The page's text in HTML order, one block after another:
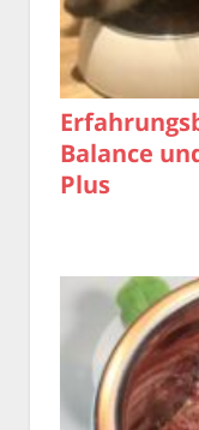
Balance
Plus